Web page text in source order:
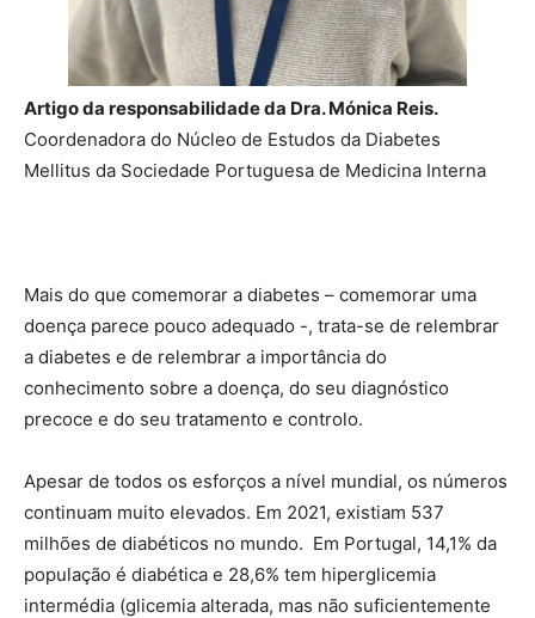
Artigo da responsabilidade da Dra. Mónica Reis.
Coordenadora do Núcleo de Estudos da Diabetes
Mellitus da Sociedade Portuguesa de Medicina Interna
Mais do que comemorar a diabetes – comemorar uma
doença parece pouco adequado -, trata-se de relembrar
a diabetes e de relembrar a importância do
conhecimento sobre a doença, do seu diagnóstico
precoce e do seu tratamento e controlo.
Apesar de todos os esforços a nível mundial, os números
continuam muito elevados. Em 2021, existiam 537
milhões de diabéticos no mundo. Em Portugal, 14,1% da
população é diabética e 28,6% tem hiperglicemia
intermédia (glicemia alterada, mas não suficientemente